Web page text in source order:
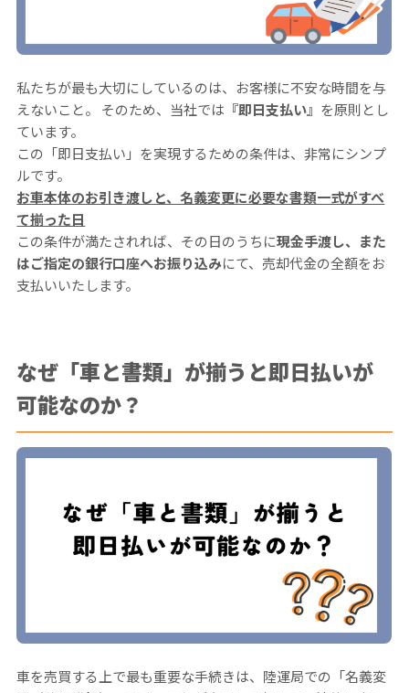
私たちが最も大切にしているのは、お客様に不安な時間を与
えないこと。 そのため、当社では 『即日支払い』 を原則とし
ています。
この「即日支払い」を実現するための条件は、非常にシンプ
ルです。
お車本体のお引き渡しと、名義変更に必要な書類一式がすべ
て揃った日
この条件が満たされれば、その日のうちに現金手渡し、また
はご指定の銀行口座へお振り込みにて、売却代金の全額をお
支払いいたします。
なぜ「車と書類」が揃うと即日払いが
可能なのか？
車を売買する上で最も重要な手続きは、陸運局での「名義変